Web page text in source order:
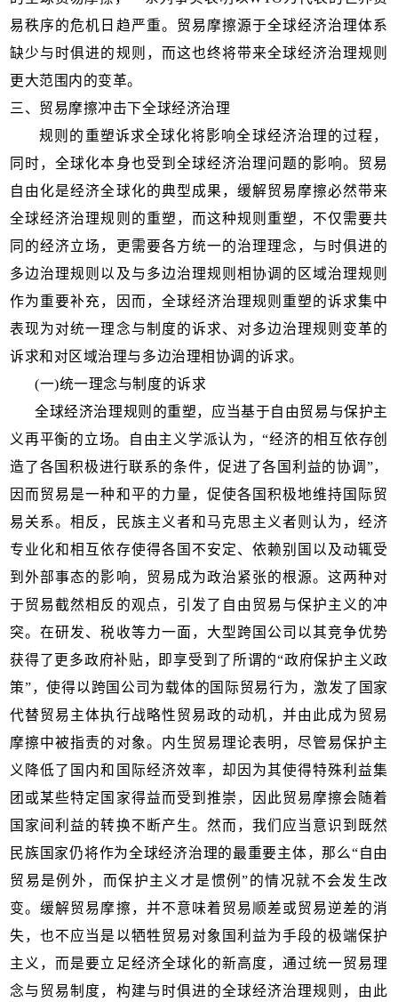
易秩序的危机日趋严重。贸易摩擦源于全球经济治理体系
缺少与时俱进的规则，而这也终将带来全球经济治理规则
更大范围内的变革。
三、 贸易摩擦冲击下全球经济治理
规则的重塑诉求全球化将影响全球经济治理的过程，
同时，全球化本身也受到全球经济治理问题的影响。贸易
自由化是经济全球化的典型成果，缓解贸易摩擦必然带来
全球经济治理规则的重塑，而这种规则重塑，不仅需要共
同的经济立场，更需要各方统一的治理理念，与时俱进的
多边治理规则以及与多边治理规则相协调的区域治理规则
作为重要补充，因而，全球经济治理规则重塑的诉求集中
表现为对统一理念与制度的诉求、对多边治理规则变革的
诉求和对区域治理与多边治理相协调的诉求。
(一)统一理念与制度的诉求
全球经济治理规则的重塑，应当基于自由贸易与保护主
义再平衡的立场。自由主义学派认为，“经济的相互依存创
造了各国积极进行联系的条件，促进了各国利益的协调”，
因而贸易是一种和平的力量，促使各国积极地维持国际贸
易关系。相反，民族主义者和马克思主义者则认为，经济
专业化和相互依存使得各国不安定、依赖别国以及动辄受
到外部事态的影响，贸易成为政治紧张的根源。这两种对
于贸易截然相反的观点，引发了自由贸易与保护主义的冲
突。在研发、税收等力一面，大型跨国公司以其竞争优势
获得了更多政府补贴，即享受到了所谓的“政府保护主义政
策”，使得以跨国公司为载体的国际贸易行为，激发了国家
代替贸易主体执行战略性贸易政的动机，并由此成为贸易
摩擦中被指责的对象。内生贸易理论表明，尽管易保护主
义降低了国内和国际经济效率，却因为其使得特殊利益集
团或某些特定国家得益而受到推崇，因此贸易摩擦会随着
国家间利益的转换不断产生。然而，我们应当意识到既然
民族国家仍将作为全球经济治理的最重要主体，那么“自由
贸易是例外，而保护主义才是惯例”的情况就不会发生改
变。缓解贸易摩擦，并不意味着贸易顺差或贸易逆差的消
失，也不应当是以牺牲贸易对象国利益为手段的极端保护
主义，而是要立足经济全球化的新高度，通过统一贸易理
念与贸易制度，构建与时俱进的全球经济治理规则，由此